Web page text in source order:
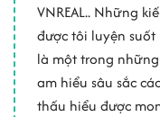
VNREAL.. Những
được tôi luyện
là một trong
am hiểu sâu sắc
thấu hiểu được